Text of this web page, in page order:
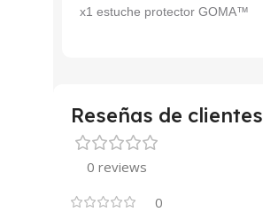
x1 estuche protector GOMA™
Reseñas de clientes
0 reviews
0